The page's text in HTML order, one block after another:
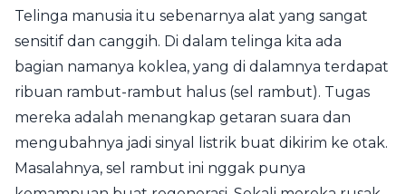
Telinga manusia itu sebenarnya alat yang sangat
sensitif dan canggih. Di dalam telinga kita ada
bagian namanya koklea, yang di dalamnya terdapat
ribuan rambut-rambut halus (sel rambut). Tugas
mereka adalah menangkap getaran suara dan
mengubahnya jadi sinyal listrik buat dikirim ke otak.
Masalahnya, sel rambut ini nggak punya